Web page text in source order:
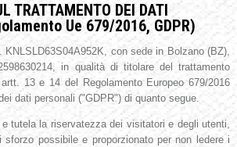
TRATTAMENTO DEI DATI
Ue 679/2016, GDPR)
KNLSLD63S04A952K, con sede in Bolzano (BZ),
in qualità di titolare del trattamento
13 e 14 del Regolamento Europeo 679/2016
dati personali ("GDPR") di quanto segue.
e tutela la riservatezza dei visitatori e degli utenti,
sforzo possibile e proporzionato per non ledere i